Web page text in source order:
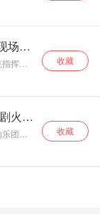
笛奏鸣曲》作品
曲共有四个乐章，
沿袭了古典奏鸣曲
的结构，而在和声
性作品。长笛独奏
部分技巧飞扬、充
满着戏剧般的张力
被选
，对
出典
适合
雅，
而丰
高难
演出
绎至
，线
术感
爵士
。
眼
点是
能
印象
上的
音更
比起
演出
巧展
音乐
场录
挥的
加特
舒
会现
璨的
释拉
贴合
收藏
火
团，
蕾舞
这是
音黯
更是
收藏